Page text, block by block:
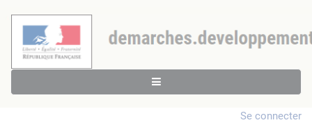
Se connecter